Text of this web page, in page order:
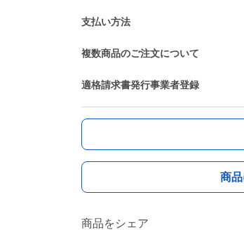
支払い方法
複数商品のご注文について
適格請求書発行事業者登録
商
商品をシェア